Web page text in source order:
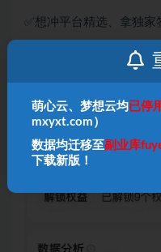
✅想冲平台精选、拿独
✅想提升影视解说收益
✅零基础想做影视解说
萌心云、梦想云均 已停
mxyxt.com）
数据均迁移至副业库
下载新版！